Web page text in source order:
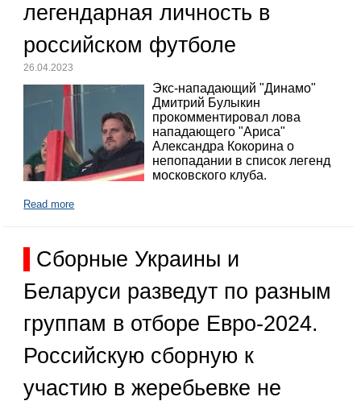
легендарная личность в
российском футболе
26.04.2023
Экс-нападающий "Динамо"
Дмитрий Булыкин
прокомментировал лова
нападающего "Ариса"
Александра Кокорина о
непопадании в список легенд
московского клуба.
Read more
Сборные Украины и
Беларуси разведут по разным
группам в отборе Евро-2024.
Российскую сборную к
участию в жеребьевке не